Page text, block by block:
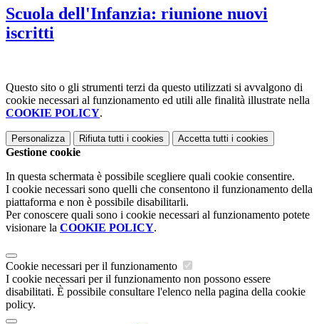
Scuola dell'Infanzia: riunione nuovi
iscritti
Questo sito o gli strumenti terzi da questo utilizzati si avvalgono di
cookie necessari al funzionamento ed utili alle finalità illustrate nella
COOKIE POLICY.
Personalizza Rifiuta tutti i cookies Accetta tutti i cookies
Gestione cookie
In questa schermata è possibile scegliere quali cookie consentire.
I cookie necessari sono quelli che consentono il funzionamento della
piattaforma e non è possibile disabilitarli.
Per conoscere quali sono i cookie necessari al funzionamento potete
visionare la COOKIE POLICY.
Cookie necessari per il funzionamento
I cookie necessari per il funzionamento non possono essere
disabilitati. È possibile consultare l'elenco nella pagina della cookie
policy.